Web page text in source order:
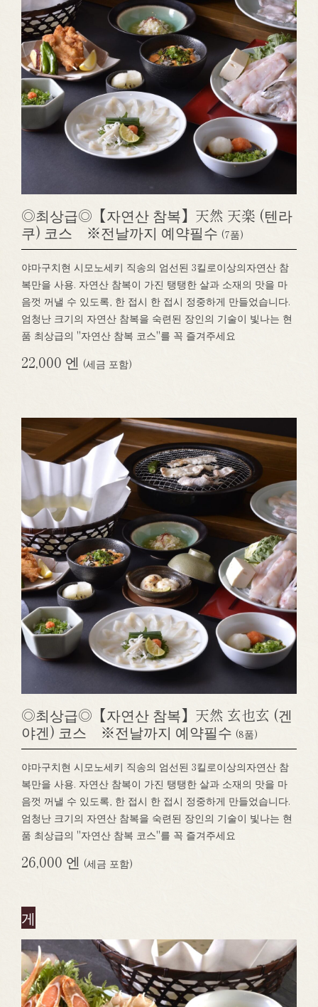
◎최상급◎【자연산 참복】天然 天楽 (텐라
쿠) 코스 ※전날까지 예약필수 (7품)
야마구치현 시모노세키 직송의 엄선된 3킬로이상의자연산 참
복만을 사용. 자연산 참복이 가진 탱탱한 살과 소재의 맛을 마
음껏 꺼낼 수 있도록, 한 접시 한 접시 정중하게 만들었습니다.
엄청난 크기의 자연산 참복을 숙련된 장인의 기술이 빛나는 현
품 최상급의 "자연산 참복 코스"를 꼭 즐겨주세요
22,000 엔 (세금 포함)
◎최상급◎【자연산 참복】天然 玄也玄 (겐
야겐) 코스 ※전날까지 예약필수 (8품)
야마구치현 시모노세키 직송의 엄선된 3킬로이상의자연산 참
복만을 사용. 자연산 참복이 가진 탱탱한 살과 소재의 맛을 마
음껏 꺼낼 수 있도록, 한 접시 한 접시 정중하게 만들었습니다.
엄청난 크기의 자연산 참복을 숙련된 장인의 기술이 빛나는 현
품 최상급의 "자연산 참복 코스"를 꼭 즐겨주세요
26,000 엔 (세금 포함)
게